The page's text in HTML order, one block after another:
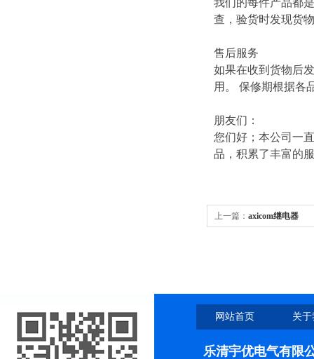
我们的每件产品都
查，验货时发现货
售后服务
如果在收到货物后
用。 保修期根据各
朋友们：
您们好；本公司一
品，积累了丰富的
上一篇： axicom继电器
网站首页 关
乐清宇优电气有限